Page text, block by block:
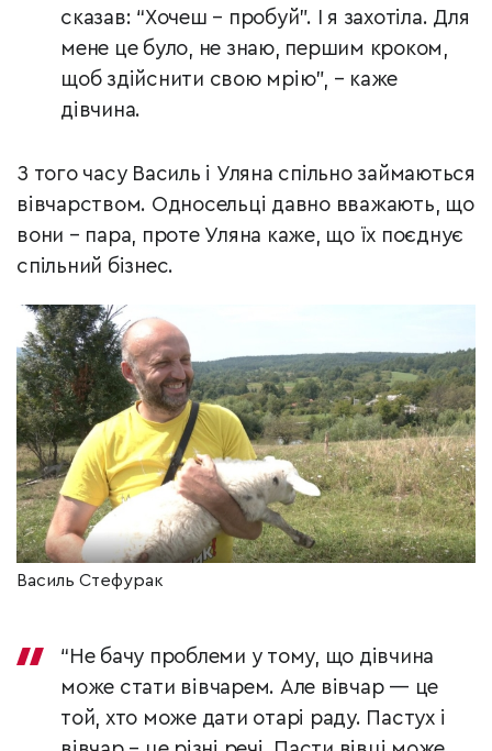
сказав: “Хочеш – пробуй”. І я захотіла. Для
мене це було, не знаю, першим кроком,
щоб здійснити свою мрію”, – каже
дівчина.
З того часу Василь і Уляна спільно займаються
вівчарством. Односельці давно вважають, що
вони – пара, проте Уляна каже, що їх поєднує
спільний бізнес.
Василь Стефурак
“Не бачу проблеми у тому, що дівчина
може стати вівчарем. Але вівчар — це
той, хто може дати отарі раду. Пастух і